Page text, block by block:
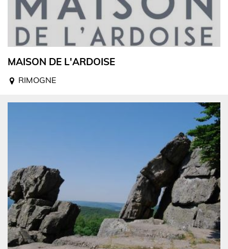
MAISON DE L'ARDOISE
RIMOGNE